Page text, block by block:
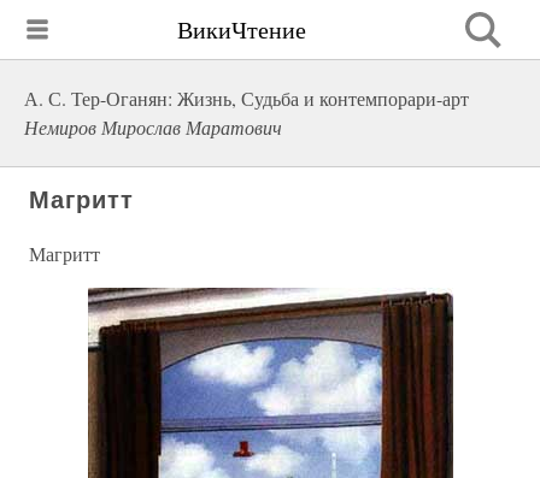
ВикиЧтение
А. С. Тер-Оганян: Жизнь, Судьба и контемпорари-арт
Немиров Мирослав Маратович
Магритт
Магритт